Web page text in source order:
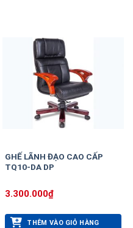
GHẾ LÃNH ĐẠO CAO CẤP
TQ10-DA DP
3.300.000₫
THÊM VÀO GIỎ HÀNG